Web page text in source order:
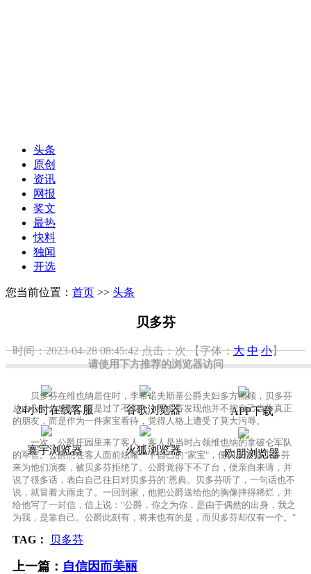
请使用下方推荐的浏览器访问
24小时在线客服 谷歌浏览器 APP下载
寰宇浏览器 火狐浏览器 欧朋浏览器
头条
原创
资讯
网报
奖文
最热
快料
独闻
开选
您当前位置： 首页 >> 头条
贝多芬
时间：2023-04-28 08:45:42点击：次 【字体：大 中 小】
贝多芬在维也纳居住时，李希诺夫斯基公爵夫妇多方照顾，贝多芬
从内心十分感激。可是过了不多久，贝多芬发现他并不把自己当作真正
的朋友，而是作为一件家宝看待，觉得人格上遭受了莫大污辱。
一次，公爵庄园里来了客人，客人是当时占领维也纳的拿破仑军队
的军官。公爵想在客人面前炫耀一下自己的"家宝"，便叫人去请贝多芬
来为他们演奏，被贝多芬拒绝了。公爵觉得下不了台，便亲自来请，并
说了很多话，表白自己往日对贝多芬的`恩典。贝多芬听了，一句话也不
说，就冒着大雨走了。一回到家，他把公爵送给他的胸像摔得稀烂，并
给他写了一封信，信上说："公爵，你之为你，是由于偶然的出身，我之
为我，是靠自己。公爵此刻有，将来也有的是，而贝多芬却仅有一个。"
TAG： 贝多芬
上一篇： 自信因而美丽